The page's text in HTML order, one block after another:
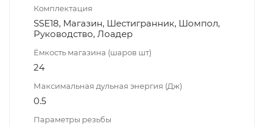
Комплектация
SSE18, Магазин, Шестигранник, Шомпол,
Руководство, Лоадер
Ёмкость магазина (шаров шт)
24
Максимальная дульная энергия (Дж)
0.5
Параметры резьбы